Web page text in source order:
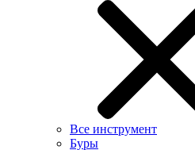
Все инструмент
Буры